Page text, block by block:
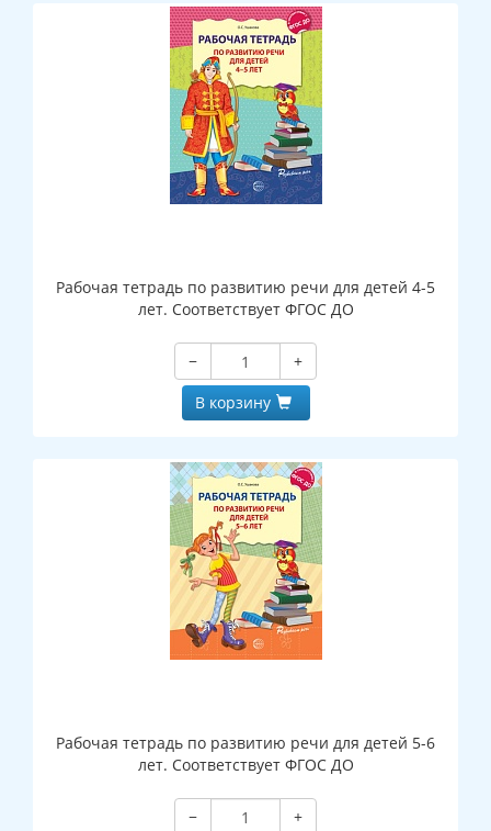
Рабочая тетрадь по развитию речи для детей 4-5
лет. Соответствует ФГОС ДО
−
+
В корзину
Рабочая тетрадь по развитию речи для детей 5-6
лет. Соответствует ФГОС ДО
−
+